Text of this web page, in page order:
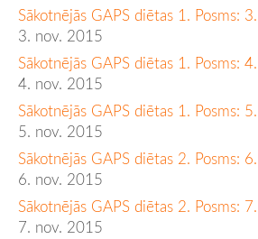
Sākotnējās GAPS diētas 1. Posms:
3. nov. 2015
Sākotnējās GAPS diētas 1. Posms:
4. nov. 2015
Sākotnējās GAPS diētas 1. Posms:
5. nov. 2015
Sākotnējās GAPS diētas 2. Posms:
6. nov. 2015
Sākotnējās GAPS diētas 2. Posms:
7. nov. 2015